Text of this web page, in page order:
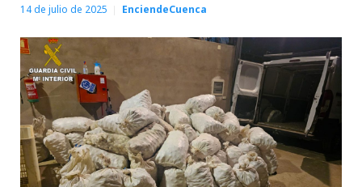
14 de julio de 2025 EnciendeCuenca